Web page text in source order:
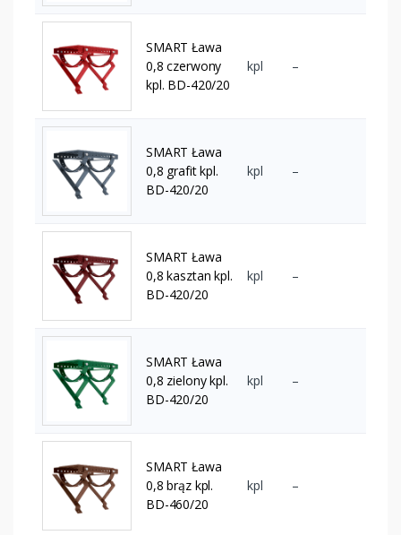
SMART Ława
0,8 czerwony
kpl. BD-420/20
kpl –
SMART Ława
0,8 grafit kpl.
BD-420/20
kpl –
SMART Ława
0,8 kasztan kpl.
BD-420/20
kpl –
SMART Ława
0,8 zielony kpl.
BD-420/20
kpl –
SMART Ława
0,8 brąz kpl.
BD-460/20
kpl –